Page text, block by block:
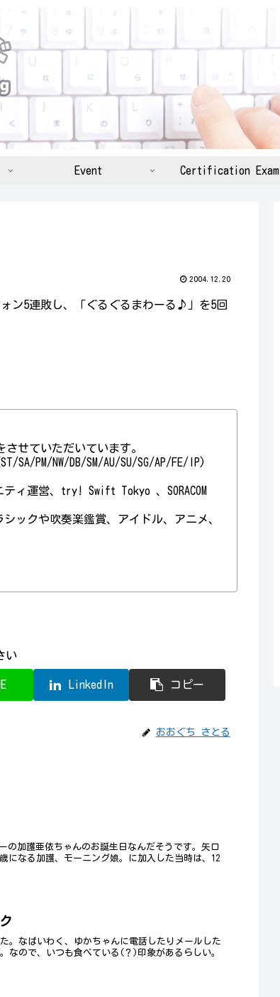
Event Certification Exam
2004.12.20
ン5連敗し、「ぐるぐるまわーる♪」を5回
せていただいています。
PM/NW/DB/SM/AU/SU/SG/AP/FE/IP)
ィ運営、try! Swift Tokyo 、SORACOM
ックや吹奏楽鑑賞、アイドル、アニメ、
い
LinkedIn コピー
おおぐち さとる
の加護亜依ちゃんのお誕生日なんだそうです。矢口
になる加護、モーニング娘。に加入した当時は、12
。なばいわく、ゆかちゃんに電話したりメールした
なので、いつも食べている(？)印象があるらしい。